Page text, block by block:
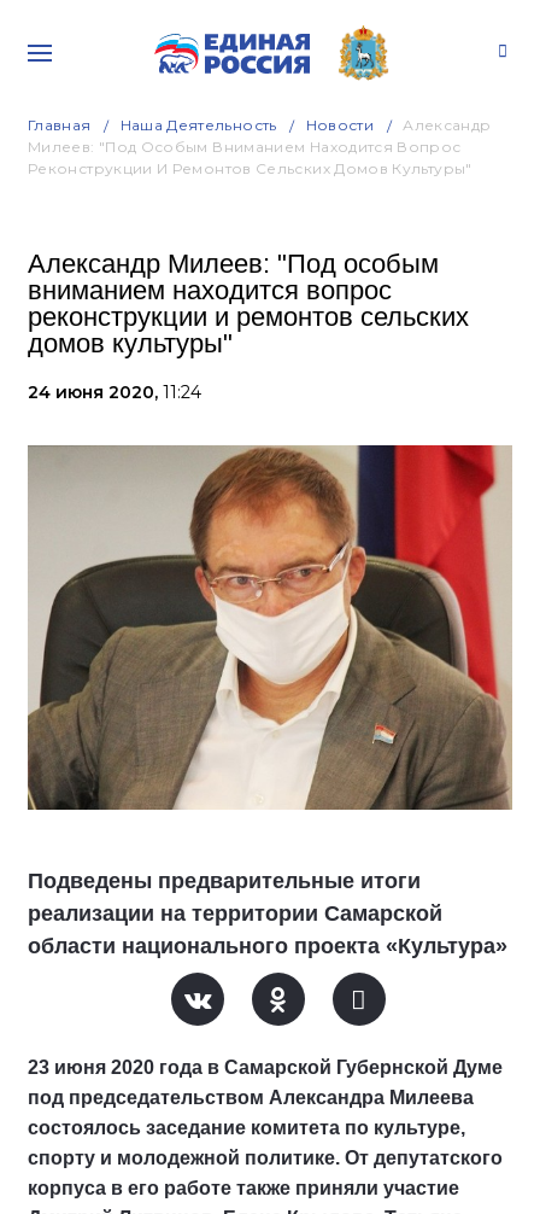
Главная Наша Деятельность Новости
Александр
Милеев: "Под Особым Вниманием Находится Вопрос
Реконструкции И Ремонтов Сельских Домов Культуры"
Александр Милеев: "Под особым
вниманием находится вопрос
реконструкции и ремонтов сельских
домов культуры"
24 июня 2020, 11:24
Подведены предварительные итоги
реализации на территории Самарской
области национального проекта «Культура»
23 июня 2020 года в Самарской Губернской Думе
под председательством Александра Милеева
состоялось заседание комитета по культуре,
спорту и молодежной политике. От депутатского
корпуса в его работе также приняли участие